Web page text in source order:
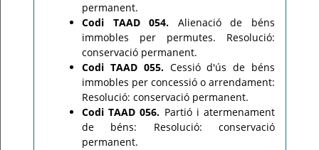
permanent.
Codi TAAD 054. Alienació de béns
immobles per permutes. Resolució:
conservació permanent.
Codi TAAD 055. Cessió d'ús de béns
immobles per concessió o arrendament:
Resolució: conservació permanent.
Codi TAAD 056. Partió i atermenament
de béns: Resolució: conservació
permanent.